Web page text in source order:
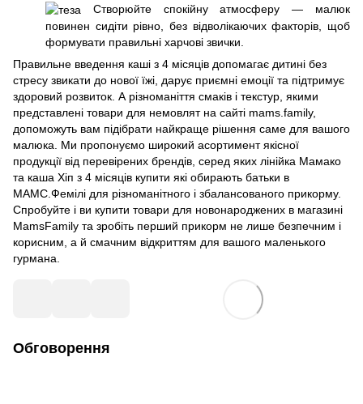
Створюйте спокійну атмосферу — малюк
повинен сидіти рівно, без відволікаючих факторів, щоб
формувати правильні харчові звички.
Правильне введення каші з 4 місяців допомагає дитині без
стресу звикати до нової їжі, дарує приємні емоції та підтримує
здоровий розвиток. А різноманіття смаків і текстур, якими
представлені товари для немовлят на сайті mams.family,
допоможуть вам підібрати найкраще рішення саме для вашого
малюка. Ми пропонуємо широкий асортимент якісної
продукції від перевірених брендів, серед яких лінійка Мамако
та каша Хіп з 4 місяців купити які обирають батьки в
МАМС.Фемілі для різноманітного і збалансованого прикорму.
Спробуйте і ви купити товари для новонароджених в магазині
MamsFamily та зробіть перший прикорм не лише безпечним і
корисним, а й смачним відкриттям для вашого маленького
гурмана.
Обговорення